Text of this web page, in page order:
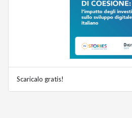
Scaricalo gratis!